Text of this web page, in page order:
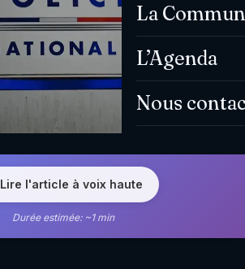
La
L’Agenda
Nous
Lire l'article à voix haute
Durée estimée: ~1 min